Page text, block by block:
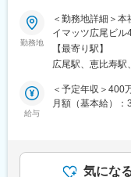
ができます。悩
ず、拠点を越えて
ち合える環境に
す。
変更の範囲：会社
2025年7月で創
ガスタジオを展
える多角的な事業
■募集背景
当社は、全国150
育・訪問看護など
たに募集すること
ストラクターの
勤務地
＜勤務地詳細＞本
イマッツ広尾ビル
全面禁煙変更の
【最寄り駅】
広尾駅、恵比寿駅
給与
＜予定年収＞400
月額（基本給）：
はスキルや経験
1回賃金はあくま
気にな